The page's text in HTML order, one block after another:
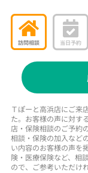
Ｔぽーと高浜店にご来
た。お客様の声に対す
店・保険相談のご予約
相談・保険の加入など
い内容のお客様の声を
険・医療保険など、相
ので、ご参考いただけ